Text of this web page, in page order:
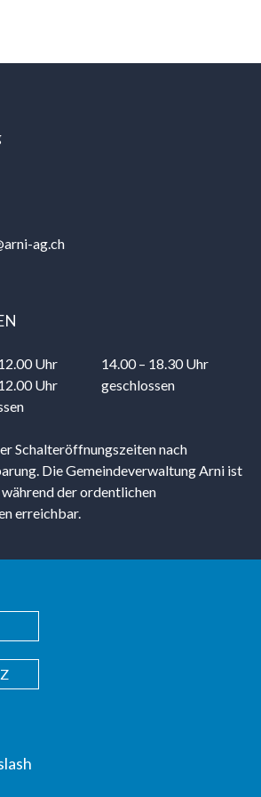
ag.ch
Uhr
14.00 – 18.30 Uhr
Uhr
geschlossen
Schalteröffnungszeiten nach
Die Gemeindeverwaltung Arni ist
der ordentlichen
erreichbar.